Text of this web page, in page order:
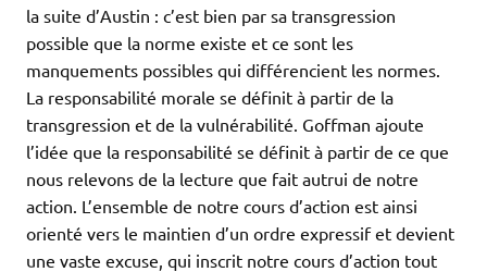
la suite d’Austin : c’est bien par sa transgression
possible que la norme existe et ce sont les
manquements possibles qui différencient les normes.
La responsabilité morale se définit à partir de la
transgression et de la vulnérabilité. Goffman ajoute
l’idée que la responsabilité se définit à partir de ce que
nous relevons de la lecture que fait autrui de notre
action. L’ensemble de notre cours d’action est ainsi
orienté vers le maintien d’un ordre expressif et devient
une vaste excuse, qui inscrit notre cours d’action tout